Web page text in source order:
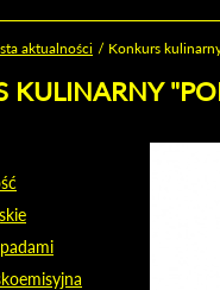
aktualności Konkurs
KULINARNY